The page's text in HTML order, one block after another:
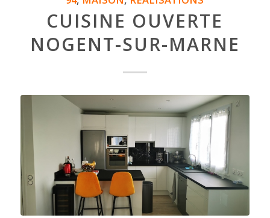
CUISINE OUVERTE
NOGENT-SUR-MARNE